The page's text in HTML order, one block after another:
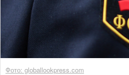
Фото: globallookpress.com